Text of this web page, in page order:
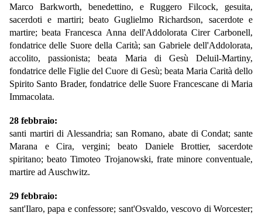
Marco Barkworth, benedettino, e Ruggero Filcock, gesuita,
sacerdoti e martiri; beato Guglielmo Richardson, sacerdote e
martire; beata Francesca Anna dell'Addolorata Cirer Carbonell,
fondatrice delle Suore della Carità; san Gabriele dell'Addolorata,
accolito, passionista; beata Maria di Gesù Deluil-Martiny,
fondatrice delle Figlie del Cuore di Gesù; beata Maria Carità dello
Spirito Santo Brader, fondatrice delle Suore Francescane di Maria
Immacolata.
28 febbraio:
santi martiri di Alessandria; san Romano, abate di Condat; sante
Marana e Cira, vergini; beato Daniele Brottier, sacerdote
spiritano; beato Timoteo Trojanowski, frate minore conventuale,
martire ad Auschwitz.
29 febbraio:
sant'Ilaro, papa e confessore; sant'Osvaldo, vescovo di Worcester;